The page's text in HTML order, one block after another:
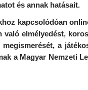
és annak hatásait.
kapcsolódóan
elmélyedést,
a
a Magyar Nemzeti